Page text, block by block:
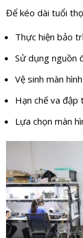
Để kéo dài tuổi
Thực hiện bảo
Sử dụng nguồn
Vệ sinh màn
Hạn chế va đập
Lựa chọn màn